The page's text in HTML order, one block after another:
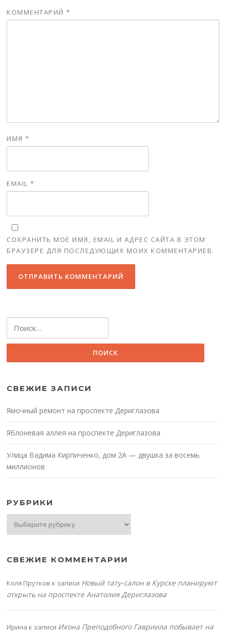
КОММЕНТАРИЙ*
ИМЯ*
EMAIL*
СОХРАНИТЬ МОЁ ИМЯ, EMAIL И АДРЕС САЙТА В ЭТОМ
БРАУЗЕРЕ ДЛЯ ПОСЛЕДУЮЩИХ МОИХ КОММЕНТАРИЕВ.
СВЕЖИЕ ЗАПИСИ
Ямочный ремонт на проспекте Дериглазова
Яблоневая аллея на проспекте Дериглазова
Улица Вадима Кирпиченко, дом 2А — двушка за восемь
миллионов
РУБРИКИ
СВЕЖИЕ КОММЕНТАРИИ
Коля Прутков к записи Новый тату-салон в Курске планируют
открыть на проспекте Анатолия Дериглазова
Ирина к записи Икона Преподобного Гавриила побывает на